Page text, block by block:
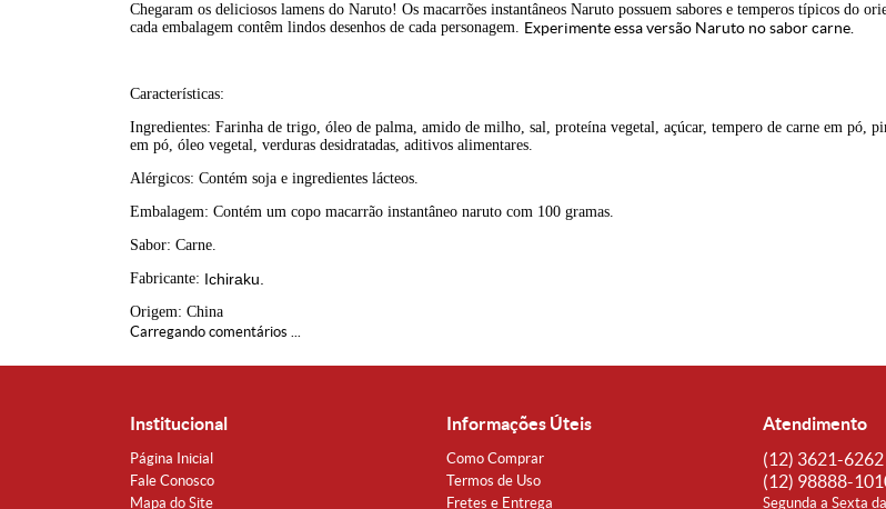
Chegaram os deliciosos lamens do Naruto! Os macarrões instantâneos Naruto possuem sabores e temperos típicos do
cada embalagem contêm lindos desenhos de cada personagem. Experimente essa versão Naruto no sabor carne.
Características:
Ingredientes: Farinha de trigo, óleo de palma, amido de milho, sal, proteína vegetal, açúcar, tempero de carne em pó,
em pó, óleo vegetal, verduras desidratadas, aditivos alimentares.
Alérgicos: Contém soja e ingredientes lácteos.
Embalagem: Contém um copo macarrão instantâneo naruto com 100 gramas.
Sabor: Carne.
Fabricante: Ichiraku.
Origem: China
Carregando comentários ...
Institucional
Página Inicial
Fale Conosco
Mapa do Site
Informações Úteis
Como Comprar
Termos de Uso
Fretes e Entrega
Atendimento
(12) 3621-6262
(12) 98888-
Segunda a Sexta